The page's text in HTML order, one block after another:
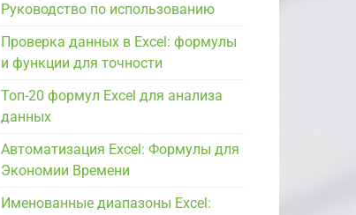
Руководство по использованию
Проверка данных в Excel: формулы
и функции для точности
Топ-20 формул Excel для анализа
данных
Автоматизация Excel: Формулы для
Экономии Времени
Именованные диапазоны Excel: